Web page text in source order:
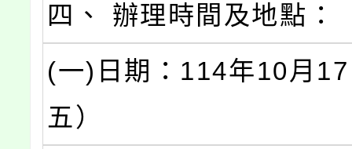
四、 辦理時間及地點：
(一)日期：114年10月
五）